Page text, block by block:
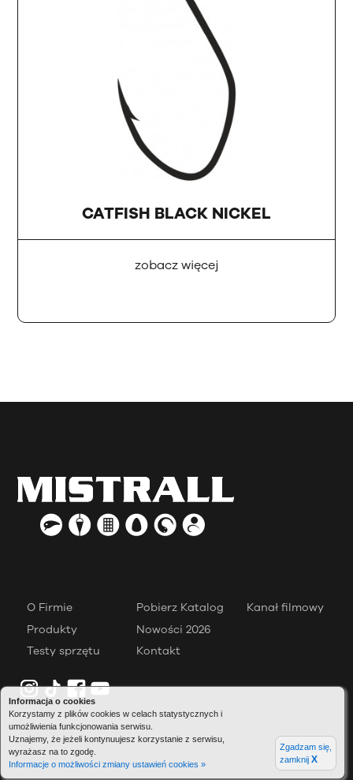
Informacja o cookies
Korzystamy z plików cookies w celach statystycznych i
umożliwienia funkcjonowania serwisu.
Uznajemy, że jeżeli kontynuujesz korzystanie z serwisu,
wyrażasz na to zgodę.
Informacje o możliwości zmiany ustawień cookies »
Zgadzam się,
zamknij X
CATFISH BLACK NICKEL
zobacz więcej
O Firmie
Produkty
Testy sprzętu
Pobierz Katalog
Nowości 2026
Kontakt
Kanał filmowy